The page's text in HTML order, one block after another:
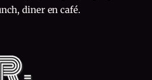
diner en café.